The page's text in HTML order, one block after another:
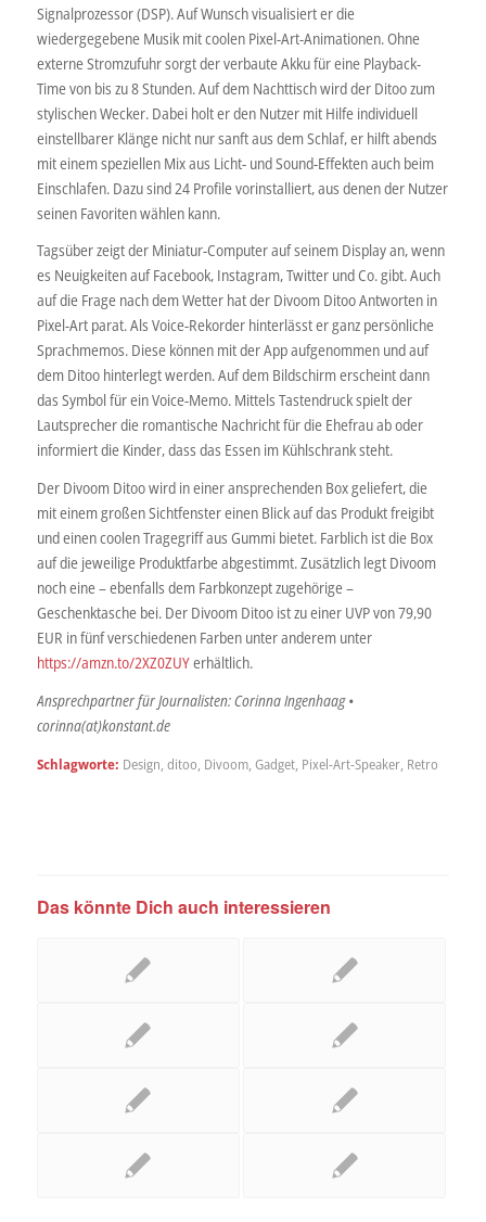
Signalprozessor (DSP). Auf Wunsch visualisiert er die
wiedergegebene Musik mit coolen Pixel-Art-Animationen. Ohne
externe Stromzufuhr sorgt der verbaute Akku für eine Playback-
Time von bis zu 8 Stunden. Auf dem Nachttisch wird der Ditoo zum
stylischen Wecker. Dabei holt er den Nutzer mit Hilfe individuell
einstellbarer Klänge nicht nur sanft aus dem Schlaf, er hilft abends
mit einem speziellen Mix aus Licht- und Sound-Effekten auch beim
Einschlafen. Dazu sind 24 Profile vorinstalliert, aus denen der Nutzer
seinen Favoriten wählen kann.
Tagsüber zeigt der Miniatur-Computer auf seinem Display an, wenn
es Neuigkeiten auf Facebook, Instagram, Twitter und Co. gibt. Auch
auf die Frage nach dem Wetter hat der Divoom Ditoo Antworten in
Pixel-Art parat. Als Voice-Rekorder hinterlässt er ganz persönliche
Sprachmemos. Diese können mit der App aufgenommen und auf
dem Ditoo hinterlegt werden. Auf dem Bildschirm erscheint dann
das Symbol für ein Voice-Memo. Mittels Tastendruck spielt der
Lautsprecher die romantische Nachricht für die Ehefrau ab oder
informiert die Kinder, dass das Essen im Kühlschrank steht.
Der Divoom Ditoo wird in einer ansprechenden Box geliefert, die
mit einem großen Sichtfenster einen Blick auf das Produkt freigibt
und einen coolen Tragegriff aus Gummi bietet. Farblich ist die Box
auf die jeweilige Produktfarbe abgestimmt. Zusätzlich legt Divoom
noch eine – ebenfalls dem Farbkonzept zugehörige –
Geschenktasche bei. Der Divoom Ditoo ist zu einer UVP von 79,90
EUR in fünf verschiedenen Farben unter anderem unter
https://amzn.to/2XZ0ZUYerhältlich.
Ansprechpartner für Journalisten: Corinna Ingenhaag •
corinna(at)konstant.de
Schlagworte: Design, ditoo, Divoom, Gadget, Pixel-Art-Speaker, Retro
Das könnte Dich auch interessieren